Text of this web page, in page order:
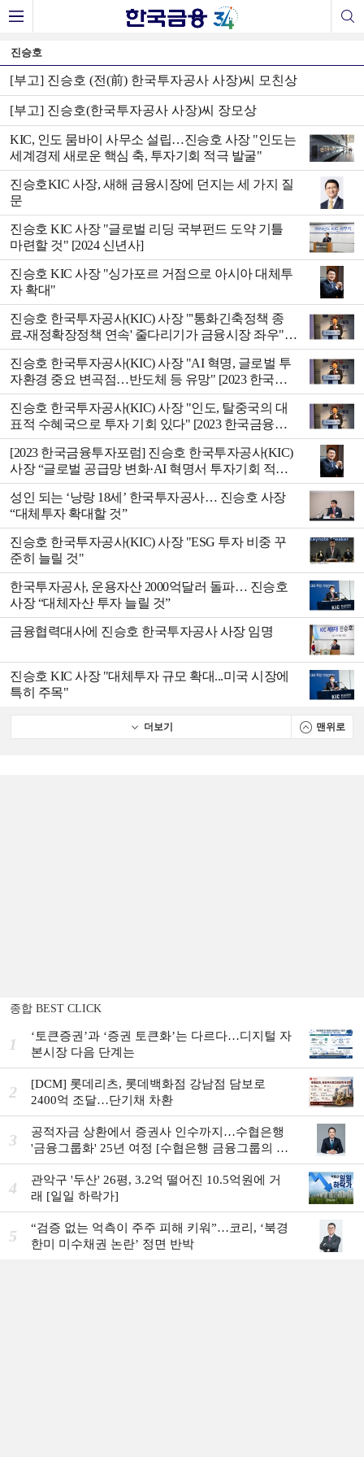
진승호
[부고] 진승호 (전(前) 한국투자공사 사장)씨 모친상
[부고] 진승호(한국투자공사 사장)씨 장모상
KIC, 인도 뭄바이 사무소 설립…진승호 사장 "인도는
세계경제 새로운 핵심 축, 투자기회 적극 발굴"
진승호KIC 사장, 새해 금융시장에 던지는 세 가지 질
문
진승호 KIC 사장 "글로벌 리딩 국부펀드 도약 기틀
마련할 것" [2024 신년사]
진승호 KIC 사장 "싱가포르 거점으로 아시아 대체투
자 확대"
진승호 한국투자공사(KIC) 사장 "'통화긴축정책 종
료-재정확장정책 연속' 줄다리기가 금융시장 좌우"
[2023 한국금융투자포럼]
진승호 한국투자공사(KIC) 사장 "AI 혁명, 글로벌 투
자환경 중요 변곡점…반도체 등 유망" [2023 한국금
융투자포럼]
진승호 한국투자공사(KIC) 사장 "인도, 탈중국의 대
표적 수혜국으로 투자 기회 있다" [2023 한국금융투
자포럼]
[2023 한국금융투자포럼] 진승호 한국투자공사(KIC)
사장 “글로벌 공급망 변화·AI 혁명서 투자기회 적극
발굴”
성인 되는 ‘낭랑 18세’ 한국투자공사… 진승호 사장
“대체투자 확대할 것”
진승호 한국투자공사(KIC) 사장 "ESG 투자 비중 꾸
준히 늘릴 것"
한국투자공사, 운용자산 2000억달러 돌파… 진승호
사장 “대체자산 투자 늘릴 것”
금융협력대사에 진승호 한국투자공사 사장 임명
진승호 KIC 사장 "대체투자 규모 확대...미국 시장에
특히 주목"
더보기 맨위로
종합 BEST CLICK
1
‘토큰증권’과 ‘증권 토큰화’는 다르다…디지털 자
본시장 다음 단계는
2
[DCM] 롯데리츠, 롯데백화점 강남점 담보로
2400억 조달…단기채 차환
3
공적자금 상환에서 증권사 인수까지…수협은행
'금융그룹화' 25년 여정 [수협은행 금융그룹의 꿈
①]
4
관악구 '두산' 26평, 3.2억 떨어진 10.5억원에 거
래 [일일 하락가]
5
“검증 없는 억측이 주주 피해 키워”…코리, ‘북경
한미 미수채권 논란’ 정면 반박